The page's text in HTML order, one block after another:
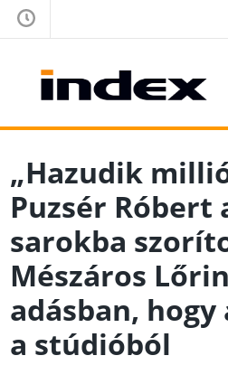
„Hazudik
Puzsér Róbert
sarokba
Mészáros
adásban,
a stúdióból